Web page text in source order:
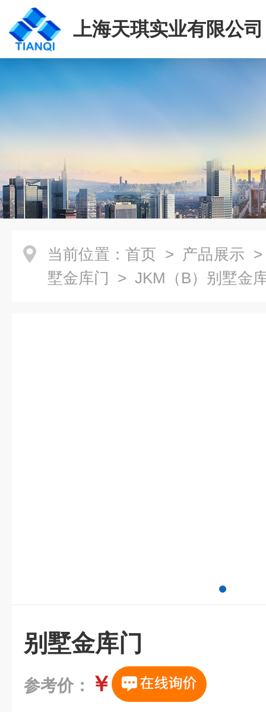
上海天琪实业有限公司
当前位置： 首页 > 产品展示
墅金库门 > JKM（B）别墅金
别墅金库门
参考价： ￥